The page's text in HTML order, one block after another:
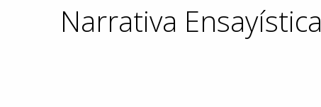
Narrativa Ensayística